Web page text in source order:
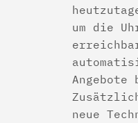
um die
neue